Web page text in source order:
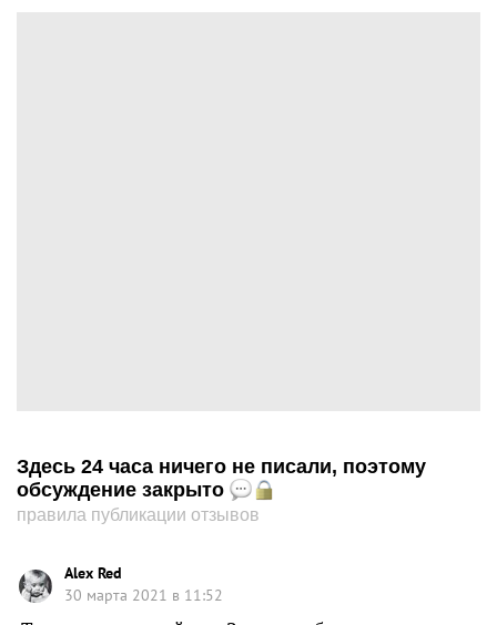
Здесь 24 часа ничего не писали, поэтому
обсуждение закрыто
правила публикации отзывов
Alex Red
30 марта 2021 в 11:52